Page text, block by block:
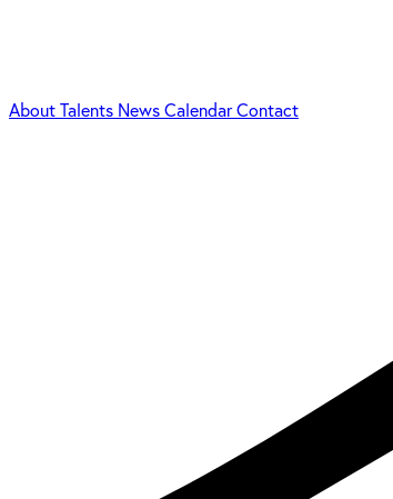
AboutTalents NewsCalendarContact